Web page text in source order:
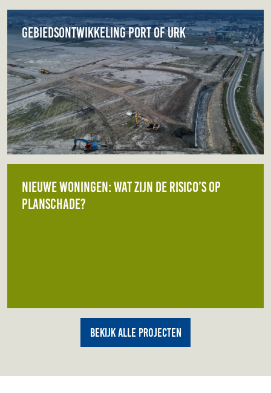
Gebiedsontwikkeling Port of Urk
Nieuwe woningen: wat zijn de risico’s op
planschade?
Bekijk alle projecten